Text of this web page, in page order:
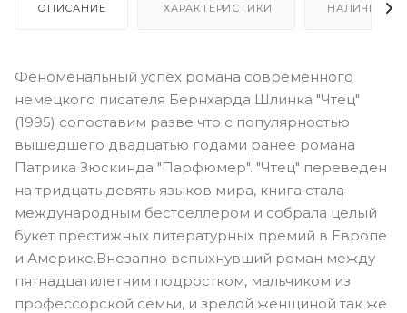
ОПИСАНИЕ ХАРАКТЕРИСТИКИ НАЛИЧИЕ
Феноменальный успех романа современного
немецкого писателя Бернхарда Шлинка "Чтец"
(1995) сопоставим разве что с популярностью
вышедшего двадцатью годами ранее романа
Патрика Зюскинда "Парфюмер". "Чтец" переведен
на тридцать девять языков мира, книга стала
международным бестселлером и собрала целый
букет престижных литературных премий в Европе
и Америке.Внезапно вспыхнувший роман между
пятнадцатилетним подростком, мальчиком из
профессорской семьи, и зрелой женщиной так же